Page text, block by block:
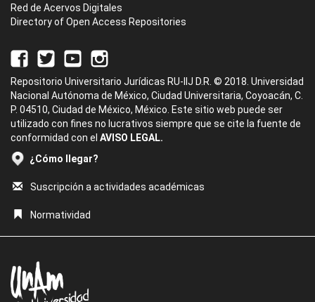
Red de Acervos Digitales
Directory of Open Access Repositories
Repositorio Universitario Jurídicas RU-IIJ D.R. © 2018. Universidad
Nacional Autónoma de México, Ciudad Universitaria, Coyoacán, C.
P. 04510, Ciudad de México, México. Este sitio web puede ser
utilizado con fines no lucrativos siempre que se cite la fuente de
conformidad con el AVISO LEGAL.
¿Cómo llegar?
Suscripción a actividades académicas
Normatividad